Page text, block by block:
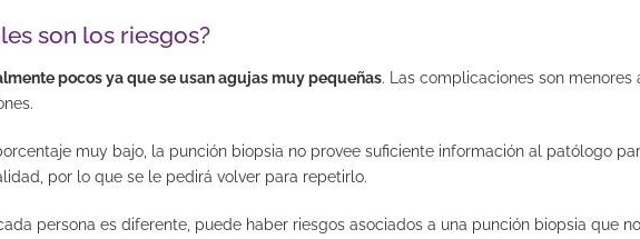
son los riesgos?
pocos ya que se usan agujas muy pequeñas. Las complicaciones son menores
muy bajo, la punción biopsia no provee suficiente información al patólogo
por lo que se le pedirá volver para repetirlo.
persona es diferente, puede haber riesgos asociados a una punción biopsia que